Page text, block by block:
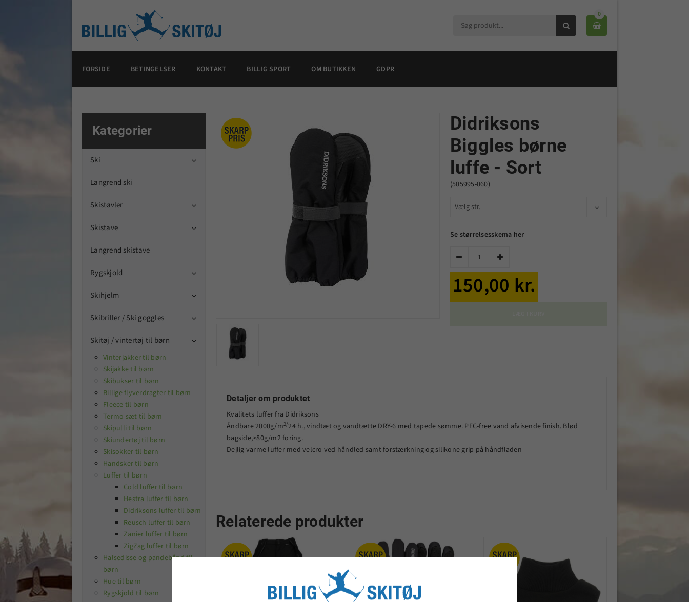

0

FORSIDE BETINGELSER KONTAKT BILLIG SPORT OM BUTIKKEN GDPR
Kategorier
Ski 
Langrend ski
Skistøvler 
Skistave 
Langrend skistave
Rygskjold 
Skihjelm 
Skibriller / Ski goggles 
Skitøj / vintertøj til børn 
Vinterjakker til børn
Skijakke til børn
Skibukser til børn
Billige flyverdragter til børn
Fleece til børn
Termo sæt til børn
Skipulli til børn
Skiundertøj til børn
Skisokker til børn
Handsker til børn

Luffer til børn

Cold luffer til børn
Hestra luffer til børn
Didriksons luffer til børn
Reusch luffer til børn
Zanier luffer til børn
ZigZag luffer til børn
Halsedisse og pandebånd til
børn
Hue til børn

Rygskjold til børn
Didriksons
Biggles børne
luffe - Sort
(505995-060)
Se størrelsesskema her
 
150,00 kr.
Detaljer om produktet
Kvalitets luffer fra Didriksons
Åndbare 2000g/m2/24 h., vindtæt og vandtætte DRY-6 med tapede sømme. PFC-free vand afvisende finish. Blød
bagside,>80g/m2 foring.
Dejlig varme luffer med velcro ved håndled samt forstærkning og silikone grip på håndfladen
Relaterede produkter